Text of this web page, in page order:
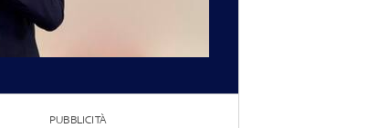
PUBBLICITÀ